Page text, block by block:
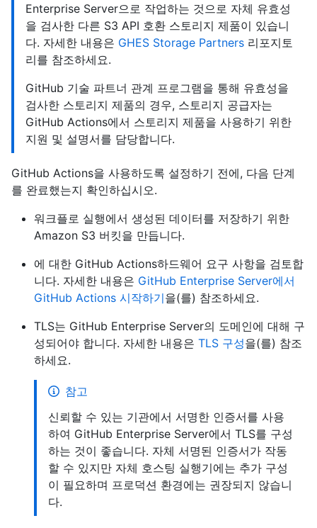
Enterprise Server으로 작업하는 것으로 자체 유효성
을 검사한 다른 S3 API 호환 스토리지 제품이 있습니
다. 자세한 내용은 GHES Storage Partners 리포지토
리를 참조하세요.
GitHub 기술 파트너 관계 프로그램을 통해 유효성을
검사한 스토리지 제품의 경우, 스토리지 공급자는
GitHub Actions에서 스토리지 제품을 사용하기 위한
지원 및 설명서를 담당합니다.
GitHub Actions을 사용하도록 설정하기 전에, 다음 단계
를 완료했는지 확인하십시오.
워크플로 실행에서 생성된 데이터를 저장하기 위한
Amazon S3 버킷을 만듭니다.
에 대한 GitHub Actions하드웨어 요구 사항을 검토합
니다. 자세한 내용은 GitHub Enterprise Server에서
GitHub Actions 시작하기을(를) 참조하세요.
TLS는 GitHub Enterprise Server의 도메인에 대해 구
성되어야 합니다. 자세한 내용은 TLS 구성을(를) 참조
하세요.
참고
신뢰할 수 있는 기관에서 서명한 인증서를 사용
하여 GitHub Enterprise Server에서 TLS를 구성
하는 것이 좋습니다. 자체 서명된 인증서가 작동
할 수 있지만 자체 호스팅 실행기에는 추가 구성
이 필요하며 프로덕션 환경에는 권장되지 않습니
다.